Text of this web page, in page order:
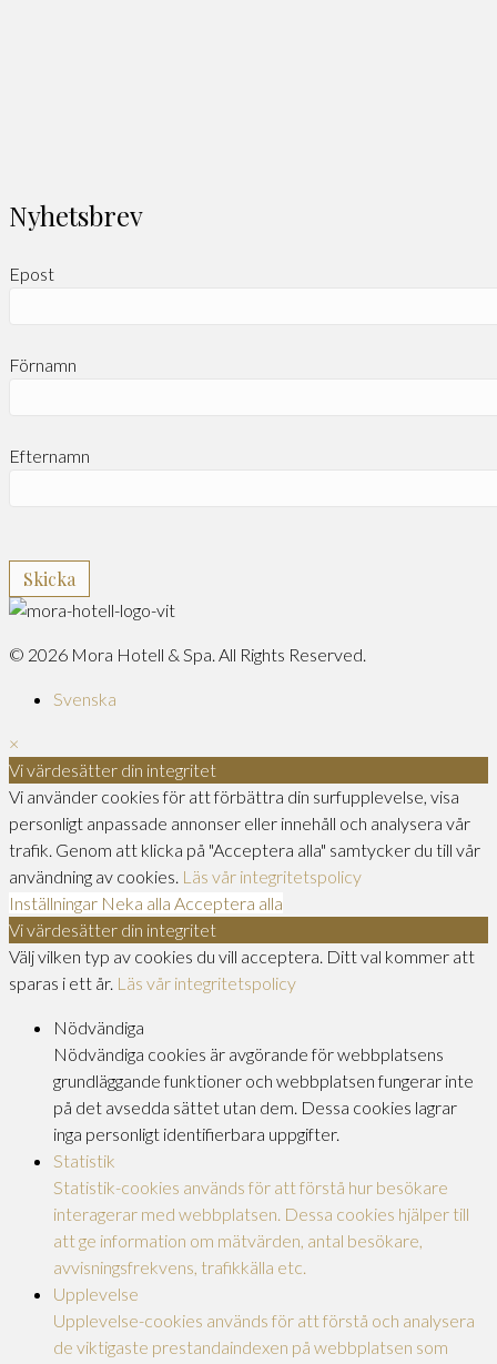
Nyhetsbrev
Epost
Förnamn
Efternamn
© 2026 Mora Hotell & Spa. All Rights Reserved.
Svenska
×
Vi värdesätter din integritet
Vi använder cookies för att förbättra din surfupplevelse, visa
personligt anpassade annonser eller innehåll och analysera vår
trafik. Genom att klicka på "Acceptera alla" samtycker du till vår
användning av cookies. Läs vår integritetspolicy
Inställningar Neka alla Acceptera alla
Vi värdesätter din integritet
Välj vilken typ av cookies du vill acceptera. Ditt val kommer att
sparas i ett år. Läs vår integritetspolicy
Nödvändiga
Nödvändiga cookies är avgörande för webbplatsens
grundläggande funktioner och webbplatsen fungerar inte
på det avsedda sättet utan dem. Dessa cookies lagrar
inga personligt identifierbara uppgifter.
Statistik
Statistik-cookies används för att förstå hur besökare
interagerar med webbplatsen. Dessa cookies hjälper till
att ge information om mätvärden, antal besökare,
avvisningsfrekvens, trafikkälla etc.
Upplevelse
Upplevelse-cookies används för att förstå och analysera
de viktigaste prestandaindexen på webbplatsen som